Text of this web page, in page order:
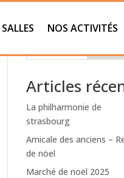
NOS ACTIVITÉS
Articles
La philharmonie de
strasbourg
Amicale des anciens –
de nöel
Marché de noël 2025